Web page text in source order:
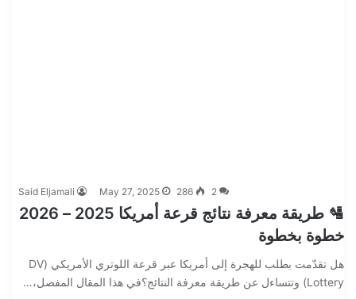
Said Eljamali May 27, 2025 2
286
🛂 طريقة معرفة نتائج قرعة أمريكا 2025 – 2026
خطوة بخطوة
هل تقدّمت بطلب للهجرة إلى أمريكا عبر قرعة اللوتري الأمريكي (DV
Lottery) وتتساءل عن طريقة معرفة النتائج؟في هذا المقال المفصل،…